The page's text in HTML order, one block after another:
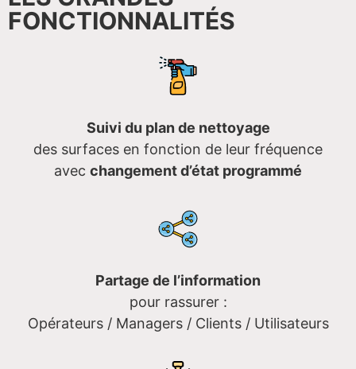
FONCTIONNALITÉS
Suivi du plan de nettoyage
des surfaces en fonction de leur fréquence
avec changement d’état programmé
Partage de l’information
pour rassurer :
Opérateurs / Managers / Clients / Utilisateurs